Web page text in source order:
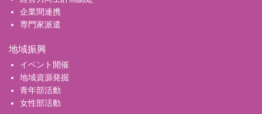
企業間連携
専門家派遣
地域振興
イベント開催
地域資源発掘
青年部活動
女性部活動